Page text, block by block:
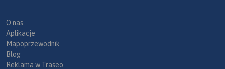
O nas
Aplikacje
Mapoprzewodnik
Blog
Reklama w Traseo